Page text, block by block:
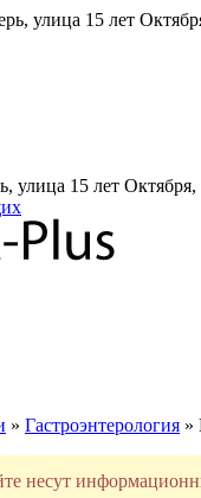
улица 15 лет
улица 15 лет Октября,
» Гастроэнтерология »
несут